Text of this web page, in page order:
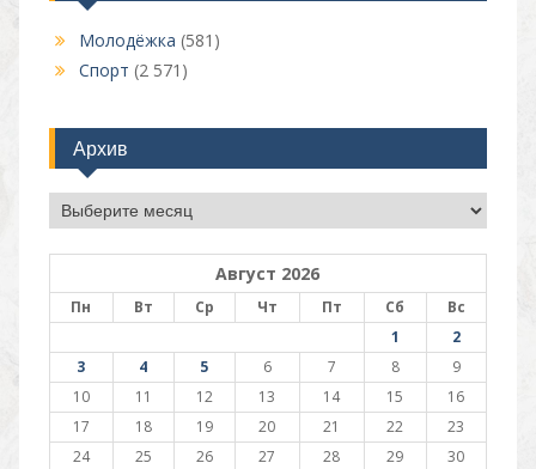
Молодёжка (581)
Спорт (2 571)
Архив
Архив
Август 2026
Пн Вт Ср Чт Пт Сб
Вс
1
2
3
4 5 6 7 8
9
10
11 12 13 14 15
16
17
18 19 20 21 22
23
24
25 26 27 28 29
30